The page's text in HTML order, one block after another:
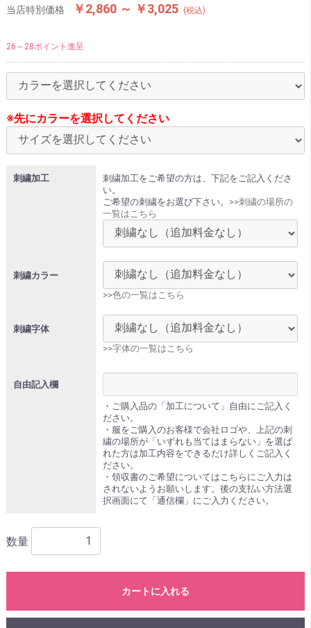
当店特別価格 ￥2,860 ～ ￥3,025 (税込)
26～28ポイント進呈
※先にカラーを選択してください
刺繍加工
刺繍加工をご希望の方は、下記をご記入くださ
い。
ご希望の刺繍をお選び下さい。 >>刺繍の場所の
一覧はこちら
刺繍カラー
>>色の一覧はこちら
刺繍字体
>>字体の一覧はこちら
自由記入欄
・ご購入品の「加工について」自由にご記入く
ださい。
・服をご購入のお客様で会社ロゴや、上記の刺
繍の場所が「いずれも当てはまらない」を選ば
れた方は加工内容をできるだけ詳しくご記入く
ださい。
・領収書のご希望についてはこちらにご入力は
されないようお願いします。後の支払い方法選
択画面にて「通信欄」にご入力ください。
数量
カートに入れる